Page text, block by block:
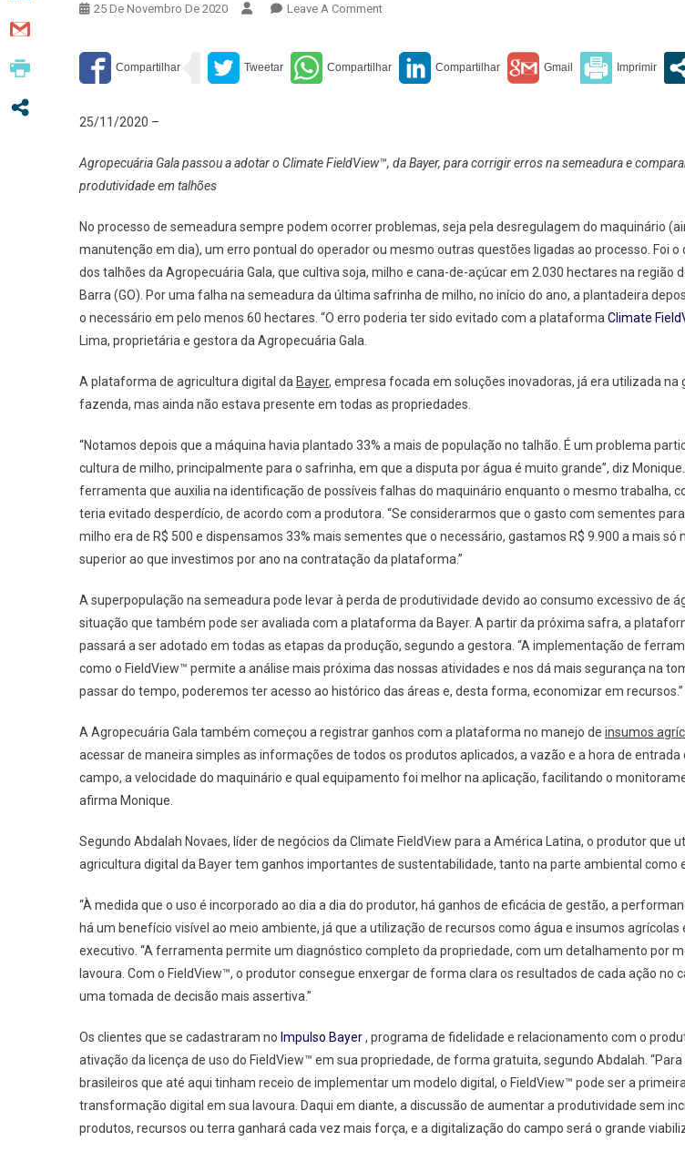
25 De Novembro De 2020 Leave A CommentOn
Goiás
Agricultura
Plantio
25/11/2020 –
Agropecuária Gala passou a adotar o Climate FieldView™, da Bayer, para corrigir erros na semeadura e
produtividade em talhões
No processo de semeadura sempre podem ocorrer problemas, seja pela desregulagem do maquinário
manutenção em dia), um erro pontual do operador ou mesmo outras questões ligadas ao processo. Foi
dos talhões da Agropecuária Gala, que cultiva soja, milho e cana-de-açúcar em 2.030 hectares na região
Barra (GO). Por uma falha na semeadura da última safrinha de milho, no início do ano, a plantadeira
o necessário em pelo menos 60 hectares. “O erro poderia ter sido evitado com a plataformaClimate
Lima, proprietária e gestora da Agropecuária Gala.
A plataforma de agricultura digital da Bayer, empresa focada em soluções inovadoras, já era utilizada na
fazenda, mas ainda não estava presente em todas as propriedades.
“Notamos depois que a máquina havia plantado 33% a mais de população no talhão. É um problema
cultura de milho, principalmente para o safrinha, em que a disputa por água é muito grande”, diz
ferramenta que auxilia na identificação de possíveis falhas do maquinário enquanto o mesmo trabalha,
teria evitado desperdício, de acordo com a produtora. “Se considerarmos que o gasto com sementes
milho era de R$ 500 e dispensamos 33% mais sementes que o necessário, gastamos R$ 9.900 a mais só
superior ao que investimos por ano na contratação da plataforma.”
A superpopulação na semeadura pode levar à perda de produtividade devido ao consumo excessivo de
situação que também pode ser avaliada com a plataforma da Bayer. A partir da próxima safra, a
passará a ser adotado em todas as etapas da produção, segundo a gestora. “A implementação de
como o FieldView™ permite a análise mais próxima das nossas atividades e nos dá mais segurança na
passar do tempo, poderemos ter acesso ao histórico das áreas e, desta forma, economizar em recursos.”
A Agropecuária Gala também começou a registrar ganhos com a plataforma no manejo de insumos
acessar de maneira simples as informações de todos os produtos aplicados, a vazão e a hora de entrada
campo, a velocidade do maquinário e qual equipamento foi melhor na aplicação, facilitando o
afirma Monique.
Segundo Abdalah Novaes, líder de negócios da Climate FieldView para a América Latina, o produtor que
agricultura digital da Bayer tem ganhos importantes de sustentabilidade, tanto na parte ambiental como
“À medida que o uso é incorporado ao dia a dia do produtor, há ganhos de eficácia de gestão, a
há um benefício visível ao meio ambiente, já que a utilização de recursos como água e insumos agrícolas
executivo. “A ferramenta permite um diagnóstico completo da propriedade, com um detalhamento por
lavoura. Com o FieldView™, o produtor consegue enxergar de forma clara os resultados de cada ação no
uma tomada de decisão mais assertiva.”
Os clientes que se cadastraram no Impulso Bayer, programa de fidelidade e relacionamento com o
ativação da licença de uso do FieldView™ em sua propriedade, de forma gratuita, segundo Abdalah.
brasileiros que até aqui tinham receio de implementar um modelo digital, o FieldView™ pode ser a
transformação digital em sua lavoura. Daqui em diante, a discussão de aumentar a produtividade sem
produtos, recursos ou terra ganhará cada vez mais força, e a digitalização do campo será o grande